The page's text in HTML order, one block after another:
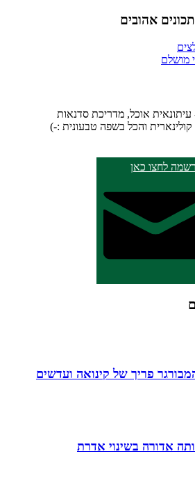
אהובים
מושלם
עיתונאית אוכל, מדריכת סדנאות
קולינארית והכל בשפה טבעונית :-)
לחצו כאן
פריך של קינואה ועדשים
אדורה בשינוי אדרת